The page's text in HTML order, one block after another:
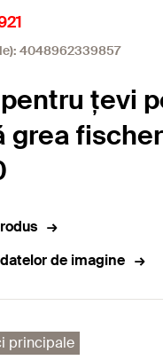
4048962339857
țevi
grea
de imagine
principale